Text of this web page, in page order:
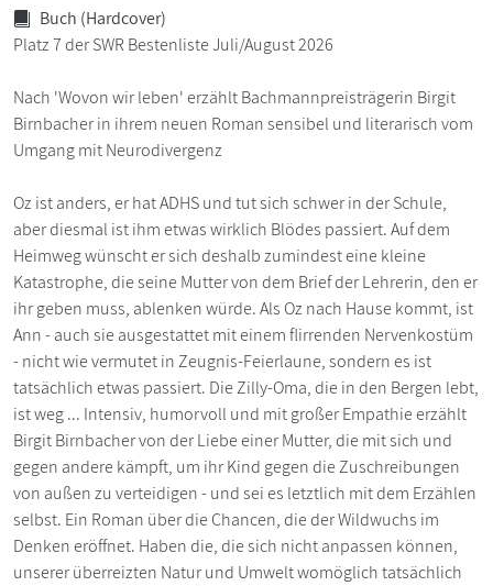
Buch (Hardcover)
Platz 7 der SWR Bestenliste Juli/August 2026
Nach 'Wovon wir leben' erzählt Bachmannpreisträgerin Birgit
Birnbacher in ihrem neuen Roman sensibel und literarisch vom
Umgang mit Neurodivergenz
Oz ist anders, er hat ADHS und tut sich schwer in der Schule,
aber diesmal ist ihm etwas wirklich Blödes passiert. Auf dem
Heimweg wünscht er sich deshalb zumindest eine kleine
Katastrophe, die seine Mutter von dem Brief der Lehrerin, den er
ihr geben muss, ablenken würde. Als Oz nach Hause kommt, ist
Ann - auch sie ausgestattet mit einem flirrenden Nervenkostüm
- nicht wie vermutet in Zeugnis-Feierlaune, sondern es ist
tatsächlich etwas passiert. Die Zilly-Oma, die in den Bergen lebt,
ist weg ... Intensiv, humorvoll und mit großer Empathie erzählt
Birgit Birnbacher von der Liebe einer Mutter, die mit sich und
gegen andere kämpft, um ihr Kind gegen die Zuschreibungen
von außen zu verteidigen - und sei es letztlich mit dem Erzählen
selbst. Ein Roman über die Chancen, die der Wildwuchs im
Denken eröffnet. Haben die, die sich nicht anpassen können,
unserer überreizten Natur und Umwelt womöglich tatsächlich